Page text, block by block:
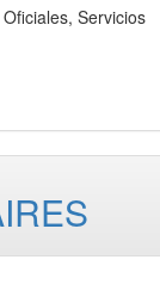
Servicios